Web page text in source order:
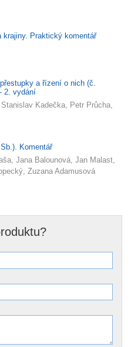
krajiny. Praktický komentář
a řízení o nich (č.
2. vydání
Kadečka, Petr Průcha,
Komentář
Jana Balounová, Jan Malast,
Zuzana Adamusová